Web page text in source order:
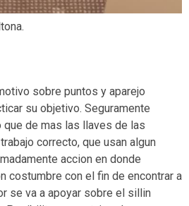
sobre puntos y aparejo
su objetivo. Seguramente
de mas las llaves de las
correcto, que usan algun
accion en donde
costumbre con el fin de encontrar a
se va a apoyar sobre el silli­n